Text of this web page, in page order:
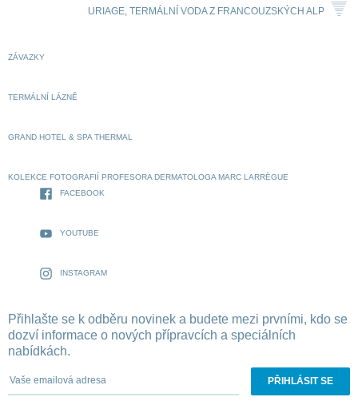
URIAGE, TERMÁLNÍ VODA Z FRANCOUZSKÝCH ALP
ZÁVAZKY
TERMÁLNÍ LÁZNĚ
GRAND HOTEL & SPA THERMAL
KOLEKCE FOTOGRAFIÍ PROFESORA DERMATOLOGA MARC LARRÈGUE
FACEBOOK
YOUTUBE
INSTAGRAM
Přihlašte se k odběru novinek a budete mezi prvními, kdo se
dozví informace o nových přípravcích a speciálních
nabídkách.
Vaše emailová adresa